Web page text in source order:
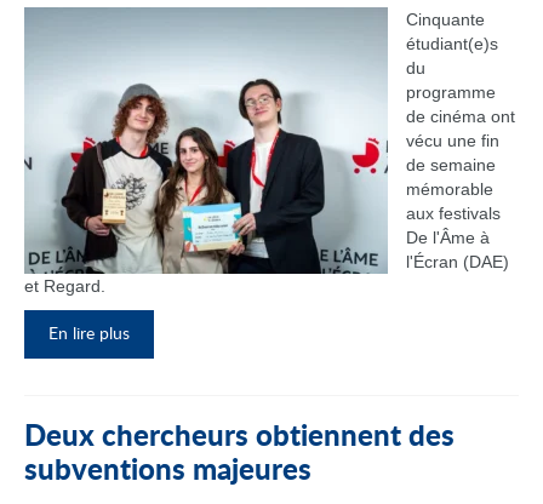
Cinquante
étudiant(e)s
du
programme
de cinéma ont
vécu une fin
de semaine
mémorable
aux festivals
De l'Âme à
l'Écran (DAE)
et Regard.
En lire plus
Deux chercheurs obtiennent des
subventions majeures